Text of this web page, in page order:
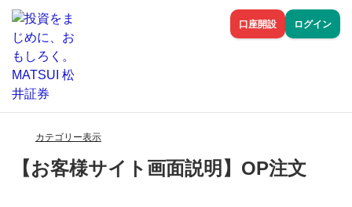
口座開設 ログイン
カテゴリー表示
【お客様サイト画面説明】OP注文